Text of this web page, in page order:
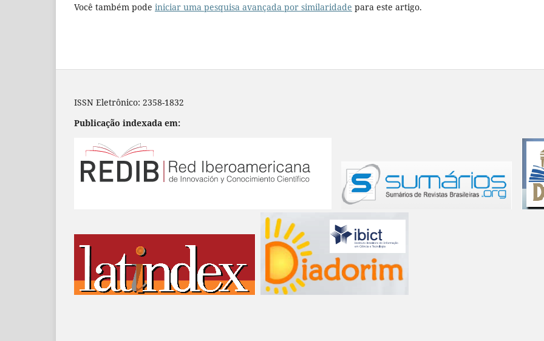
Você também pode iniciar uma pesquisa avançada por similaridade para este artigo.
ISSN Eletrônico: 2358-1832
Publicação indexada em: